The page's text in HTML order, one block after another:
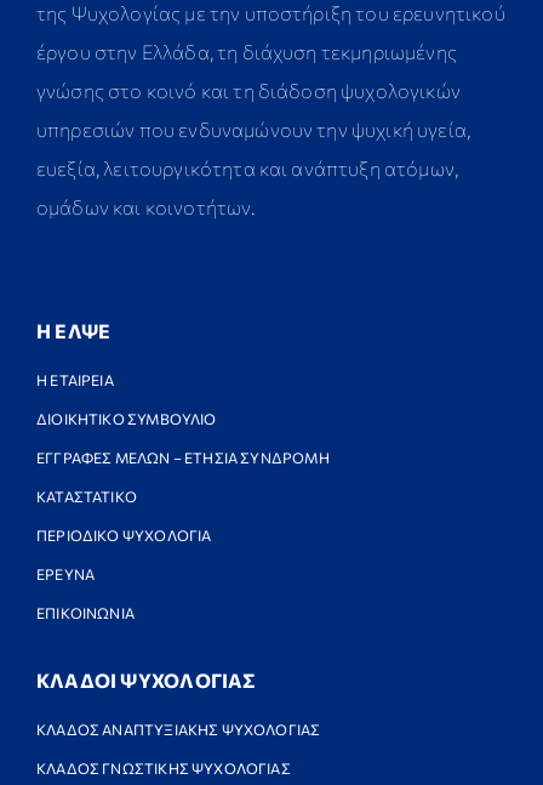
της Ψυχολογίας με την υποστήριξη του ερευνητικού
έργου στην Ελλάδα, τη διάχυση τεκμηριωμένης
γνώσης στο κοινό και τη διάδοση ψυχολογικών
υπηρεσιών που ενδυναμώνουν την ψυχική υγεία,
ευεξία, λειτουργικότητα και ανάπτυξη ατόμων,
ομάδων και κοινοτήτων.
Η ΕΛΨΕ
Η ΕΤΑΙΡΕΙΑ
ΔΙΟΙΚΗΤΙΚΟ ΣΥΜΒΟΥΛΙΟ
ΕΓΓΡΑΦΕΣ ΜΕΛΩΝ – ΕΤΗΣΙΑ ΣΥΝΔΡΟΜΗ
ΚΑΤΑΣΤΑΤΙΚΟ
ΠΕΡΙΟΔΙΚΟ ΨΥΧΟΛΟΓΙΑ
ΕΡΕΥΝΑ
ΕΠΙΚΟΙΝΩΝΙΑ
ΚΛΑΔΟΙ ΨΥΧΟΛΟΓΙΑΣ
ΚΛΑΔΟΣ ΑΝΑΠΤΥΞΙΑΚΗΣ ΨΥΧΟΛΟΓΙΑΣ
ΚΛΑΔΟΣ ΓΝΩΣΤΙΚΗΣ ΨΥΧΟΛΟΓΙΑΣ